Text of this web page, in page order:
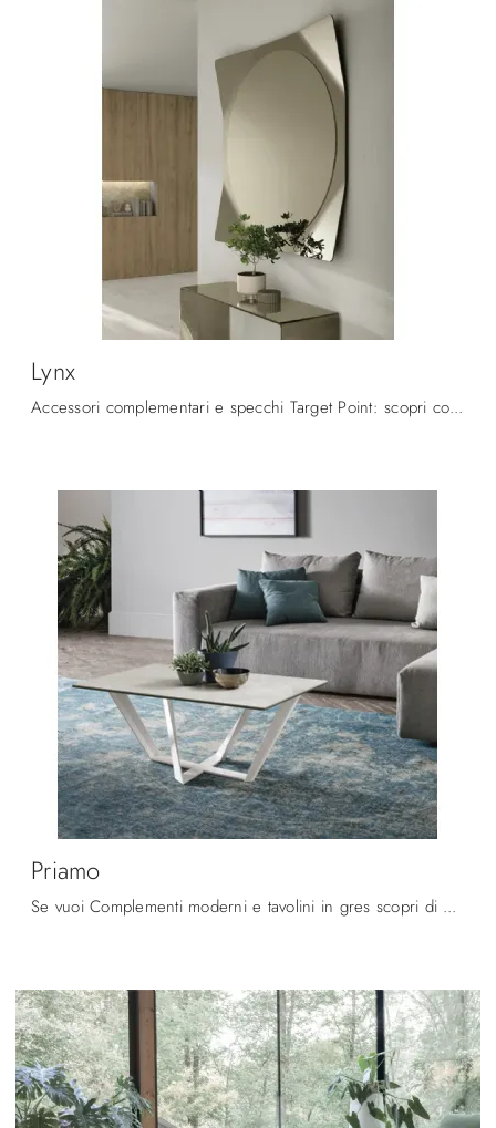
Lynx
Accessori complementari e specchi Target Point: scopri come impreziosire i tuoi locali design con il modello Lynx.
Priamo
Se vuoi Complementi moderni e tavolini in gres scopri di più sul modello Priamo dell'azienda Target Point.